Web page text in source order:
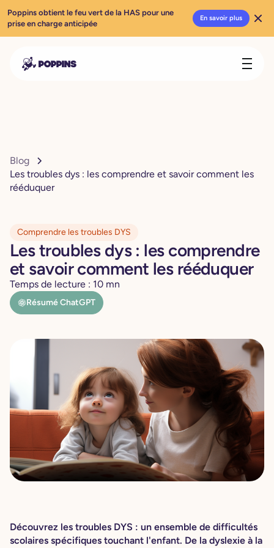
Blog
Les troubles dys : les comprendre et savoir comment les
rééduquer
Comprendre les troubles DYS
Les troubles dys : les comprendre
et savoir comment les rééduquer
Temps de lecture : 10 mn
Résumé ChatGPT
Découvrez les troubles DYS : un ensemble de difficultés
scolaires spécifiques touchant l'enfant. De la dyslexie à la
Poppins obtient le feu vert de la HAS pour une
prise en charge anticipée
En savoir plus